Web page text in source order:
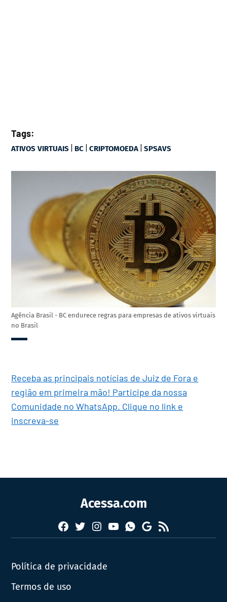
Tags:
ATIVOS VIRTUAIS | BC |CRIPTOMOEDA |SPSAVS
Agência Brasil - BC endurece regras para empresas de ativos virtuais
no Brasil
Receba as principais notícias de Juiz de Fora e
região em primeira mão! Participe da nossa
Comunidade no WhatsApp. Clique no link e
inscreva-se
Acessa.com
Facebook
TwitterInstagram
YouTubeWhatsapp
Google
News
RSS
Política de privacidade
Termos de uso